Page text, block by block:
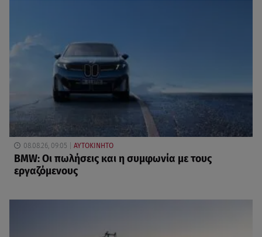
08.08.26, 09:05 ΑΥΤΟΚΙΝΗΤΟ
BMW: Οι πωλήσεις και η συμφωνία με τους
εργαζόμενους